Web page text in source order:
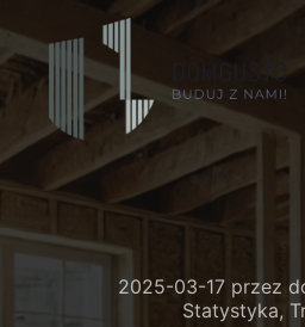
2025-03-17przez
Statystyka,